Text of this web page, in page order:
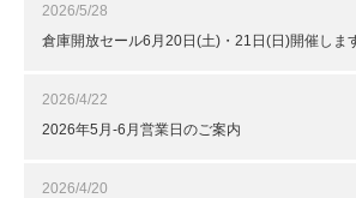
2026/5/28
倉庫開放セール6月20日(土)・21日(日)開催しま
2026/4/22
2026年5月-6月営業日のご案内
2026/4/20